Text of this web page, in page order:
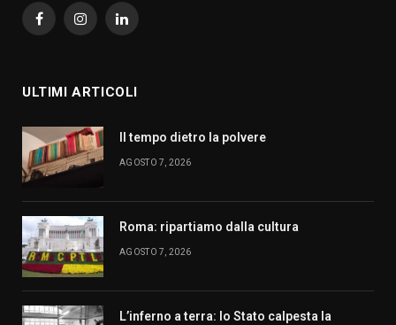
FacebookInstagramLinkedIn
ULTIMI ARTICOLI
Il tempo dietro la polvere
AGOSTO 7, 2026
Roma: ripartiamo dalla cultura
AGOSTO 7, 2026
L’inferno a terra: lo Stato calpesta la